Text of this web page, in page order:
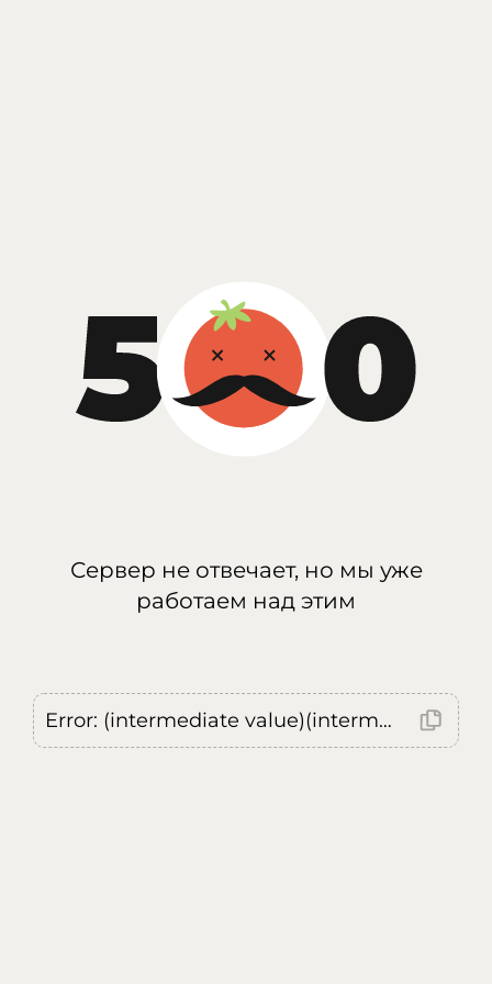
Сервер не отвечает, но мы уже
работаем над этим
Error: (intermediate value)(intermediate value)(intermediate value).replaceAll is not a function